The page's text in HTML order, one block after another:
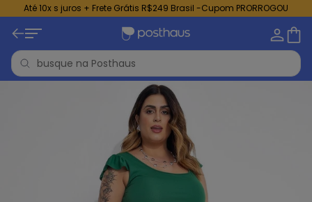
Até 10x s juros + Frete Grátis R$249 Brasil -Cupom PRORROGOU